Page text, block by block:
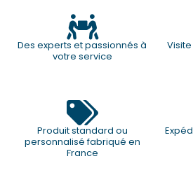
Des experts et passionnés à
votre service
Produit standard ou
personnalisé fabriqué en
France